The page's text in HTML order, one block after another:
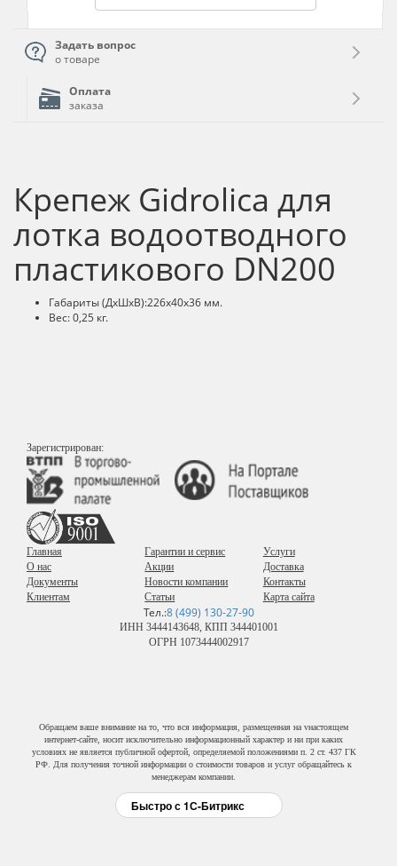
Задать вопрос
о товаре
Оплата
заказа
Крепеж Gidrolica для
лотка водоотводного
пластикового DN200
Габариты (ДхШхВ):226х40х36 мм.
Вес: 0,25 кг.
Зарегистрирован:
Главная
О нас
Документы
Клиентам
Гарантии и сервис
Акции
Новости компании
Статьи
Услуги
Доставка
Контакты
Карта сайта
Тел.:8 (499) 130-27-90
ИНН 3444143648, КПП 344401001
ОГРН 1073444002917
Обращаем ваше внимание на то, что вся информация, размещенная на vнастоящем
интернет-сайте, носит исключительно информационный характер и ни при каких
условиях не является публичной офертой, определяемой положениями п. 2 ст. 437 ГК
РФ. Для получения точной информации о стоимости товаров и услуг обращайтесь к
менеджерам компании.
Быстро с 1С-Битрикс